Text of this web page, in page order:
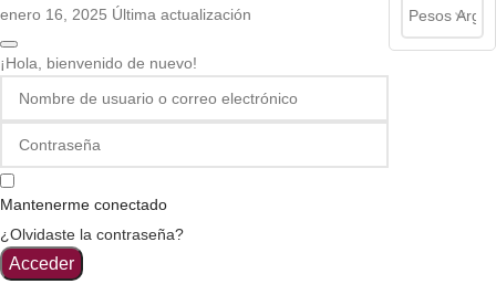
enero 16, 2025 Última actualización
¡Hola, bienvenido de nuevo!
Mantenerme conectado
¿Olvidaste la contraseña?
Acceder